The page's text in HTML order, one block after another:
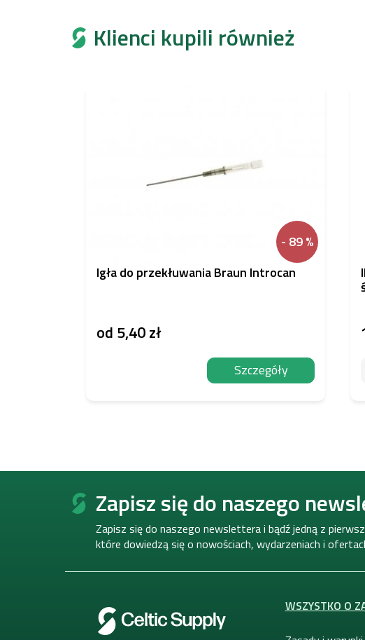
Klienci kupili również
- 89 %
Igła do przekłuwania Braun Introcan
od 5,40 zł
Szczegóły
S
Zapisz się do naszego
Zapisz się do naszego newslettera i bądź jedną z
które dowiedzą się o nowościach, wydarzeniach i
WSZYSTKO O